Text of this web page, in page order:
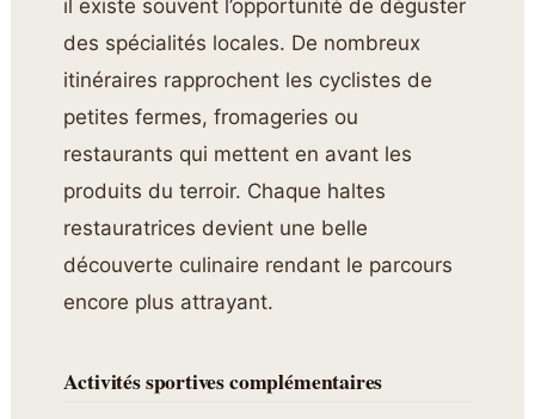
il existe souvent l’opportunité de déguster
des spécialités locales. De nombreux
itinéraires rapprochent les cyclistes de
petites fermes, fromageries ou
restaurants qui mettent en avant les
produits du terroir. Chaque haltes
restauratrices devient une belle
découverte culinaire rendant le parcours
encore plus attrayant.
Activités sportives complémentaires